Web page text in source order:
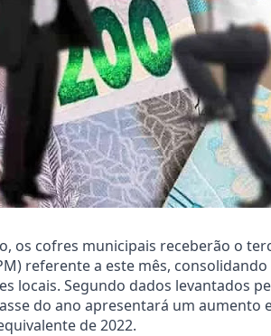
os cofres municipais receberão o
referente a este mês,
locais. Segundo dados levantados
do ano apresentará um aumento
de 2022.